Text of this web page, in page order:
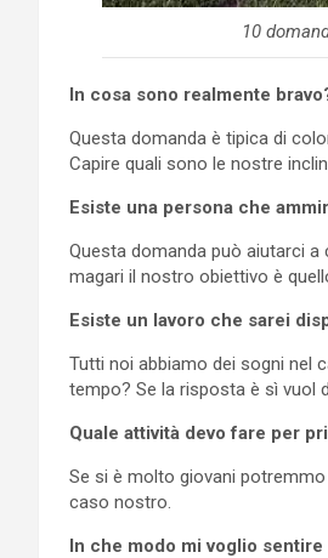
10
In cosa sono realmente
Questa domanda è tipica di
Capire quali sono le nostre
Esiste una persona che
Questa domanda può aiutarci
magari il nostro obiettivo è
Esiste un lavoro che sarei
Tutti noi abbiamo dei sogni nel
tempo? Se la risposta è sì vuol
Quale attività devo fare per
Se si è molto giovani
caso nostro.
In che modo mi voglio